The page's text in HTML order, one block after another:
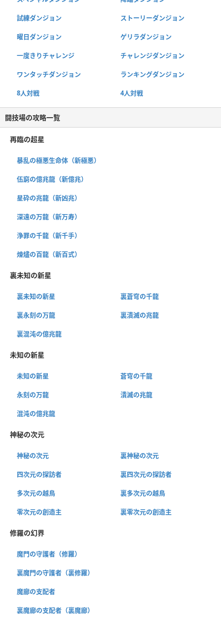
試練ダンジョン ストーリーダンジョン
曜日ダンジョン ゲリラダンジョン
一度きりチャレンジ チャレンジダンジョン
ワンタッチダンジョン ランキングダンジョン
8人対戦 4人対戦
闘技場の攻略一覧
再臨の超星
暴乱の極悪生命体（新極悪）
伍窮の億兆龍（新億兆）
星砕の兆龍（新凶兆）
深遠の万龍（新万寿）
浄罪の千龍（新千手）
煉燼の百龍（新百式）
裏未知の新星
裏未知の新星 裏蒼穹の千龍
裏永刻の万龍 裏潰滅の兆龍
裏混沌の億兆龍
未知の新星
未知の新星 蒼穹の千龍
永刻の万龍 潰滅の兆龍
混沌の億兆龍
神秘の次元
神秘の次元 裏神秘の次元
四次元の探訪者 裏四次元の探訪者
多次元の越鳥 裏多次元の越鳥
零次元の創造主 裏零次元の創造主
修羅の幻界
魔門の守護者（修羅）
裏魔門の守護者（裏修羅）
魔廊の支配者
裏魔廊の支配者（裏魔廊）